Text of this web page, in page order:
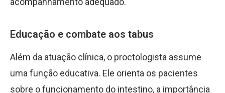
Educação e combate aos tabus
Além da atuação clínica, o proctologista assume
uma função educativa. Ele orienta os pacientes
sobre o funcionamento do intestino, a importância